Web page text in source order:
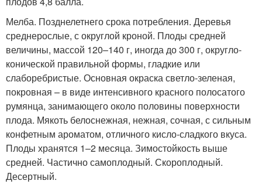
Мелба. Позднелетнего срока потребления. Деревья
среднерослые, с округлой кроной. Плоды средней
величины, массой 120–140 г, иногда до 300 г, округло-
конической правильной формы, гладкие или
слаборебристые. Основная окраска светло-зеленая,
покровная – в виде интенсивного красного полосатого
румянца, занимающего около половины поверхности
плода. Мякоть белоснежная, нежная, сочная, с сильным
конфетным ароматом, отличного кисло-сладкого вкуса.
Плоды хранятся 1–2 месяца. Зимостойкость выше
средней. Частично самоплодный. Скороплодный.
Десертный.